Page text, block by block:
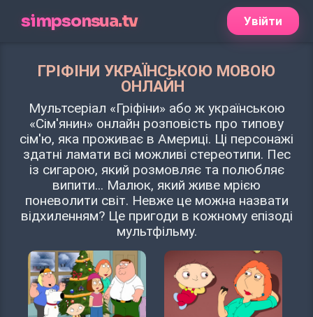
simpsonsua.tv Увійти
ГРІФІНИ УКРАЇНСЬКОЮ МОВОЮ
ОНЛАЙН
Мультсеріал «Гріфіни» або ж українською
«Сім'янин» онлайн розповість про типову
сім'ю, яка проживає в Америці. Ці персонажі
здатні ламати всі можливі стереотипи. Пес
із сигарою, який розмовляє та полюбляє
випити... Малюк, який живе мрією
поневолити світ. Невже це можна назвати
відхиленням? Це пригоди в кожному епізоді
мультфільму.